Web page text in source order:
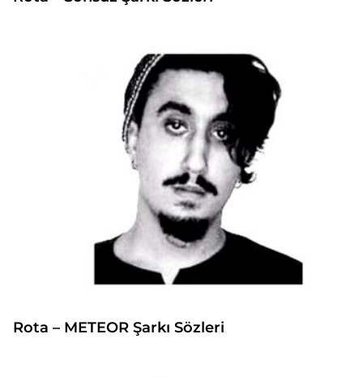
Rota – METEOR Şarkı Sözleri